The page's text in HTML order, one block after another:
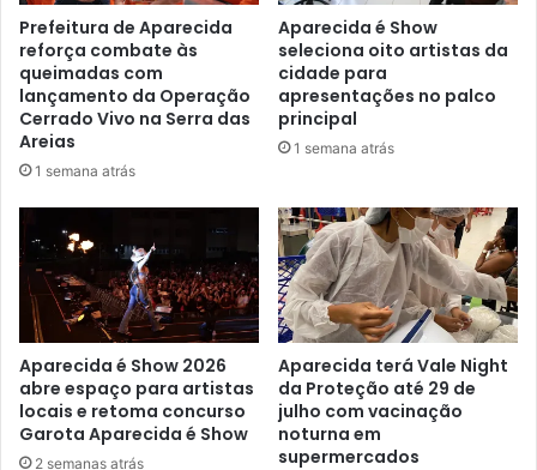
Prefeitura de Aparecida
reforça combate às
queimadas com
lançamento da Operação
Cerrado Vivo na Serra das
Areias
1 semana atrás
Aparecida é Show
seleciona oito artistas da
cidade para
apresentações no palco
principal
1 semana atrás
Aparecida é Show 2026
abre espaço para artistas
locais e retoma concurso
Garota Aparecida é Show
2 semanas atrás
Aparecida terá Vale Night
da Proteção até 29 de
julho com vacinação
noturna em
supermercados